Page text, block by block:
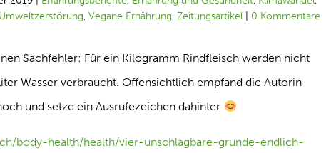
Umweltzerstörung,Vegane Ernährung,Zeitungsartikel 0 Kommentare
Sachfehler: Für ein Kilogramm Rindfleisch werden nicht
Wasser verbraucht. Offensichtlich empfand die Autorin
und setze ein Ausrufezeichen dahinter
body-health/health/vier-unschlagbare-grunde-endlich-